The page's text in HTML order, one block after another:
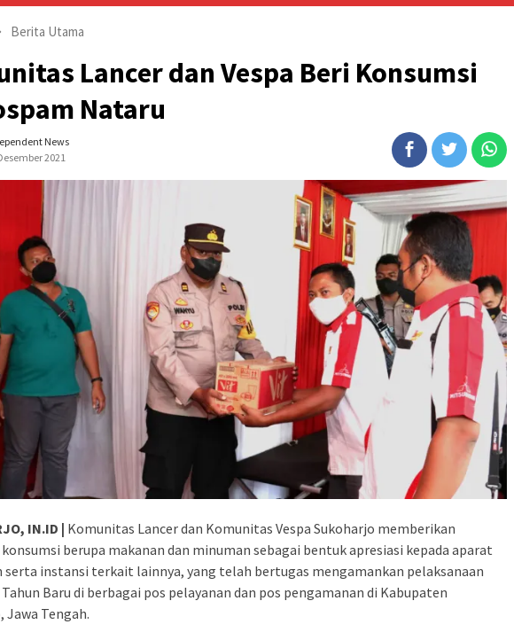
Berita Utama
Lancer dan Vespa Beri Konsumsi
Nataru
News
2021
IN.ID | Komunitas Lancer dan Komunitas Vespa Sukoharjo memberikan
berupa makanan dan minuman sebagai bentuk apresiasi kepada aparat
serta instansi terkait lainnya, yang telah bertugas mengamankan pelaksanaan
Baru di berbagai pos pelayanan dan pos pengamanan di Kabupaten
Jawa Tengah.